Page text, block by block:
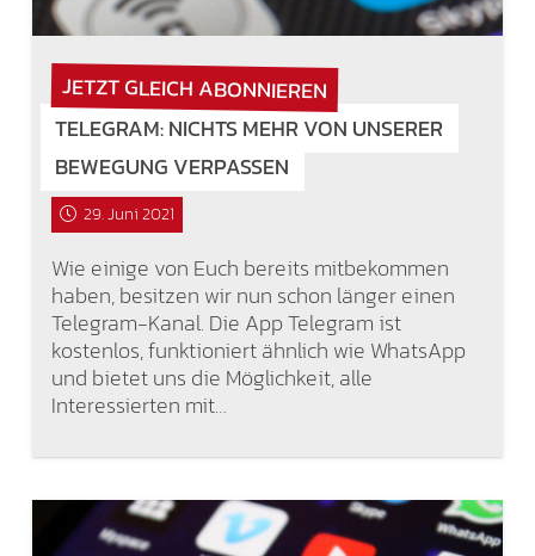
JETZT GLEICH ABONNIEREN
TELEGRAM: NICHTS MEHR VON UNSERER
BEWEGUNG VERPASSEN
29. Juni 2021
Wie einige von Euch bereits mitbekommen
haben, besitzen wir nun schon länger einen
Telegram-Kanal. Die App Telegram ist
kostenlos, funktioniert ähnlich wie WhatsApp
und bietet uns die Möglichkeit, alle
Interessierten mit…